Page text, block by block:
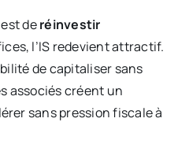
deréinvestir
l’IS redevient attractif.
de capitaliser sans
associés créent un
sans pression fiscale à